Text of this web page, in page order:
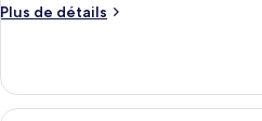
chambre :
Deluxe,
Plus de détails
Plus
le
type